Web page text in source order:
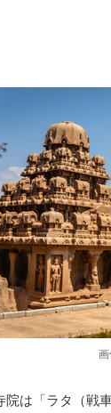
は「ラタ（戦